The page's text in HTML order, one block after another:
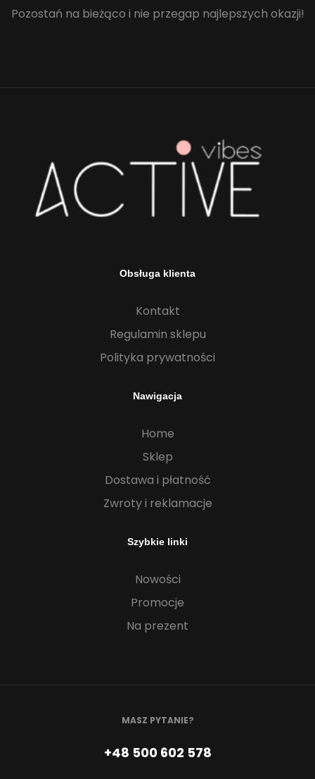
Pozostań na bieżąco i nie przegap najlepszych okazji!
Obsługa klienta
Kontakt
Regulamin sklepu
Polityka prywatności
Nawigacja
Home
Sklep
Dostawa i płatność
Zwroty i reklamacje
Szybkie linki
Nowości
Promocje
Na prezent
MASZ PYTANIE?
+48 500 602 578